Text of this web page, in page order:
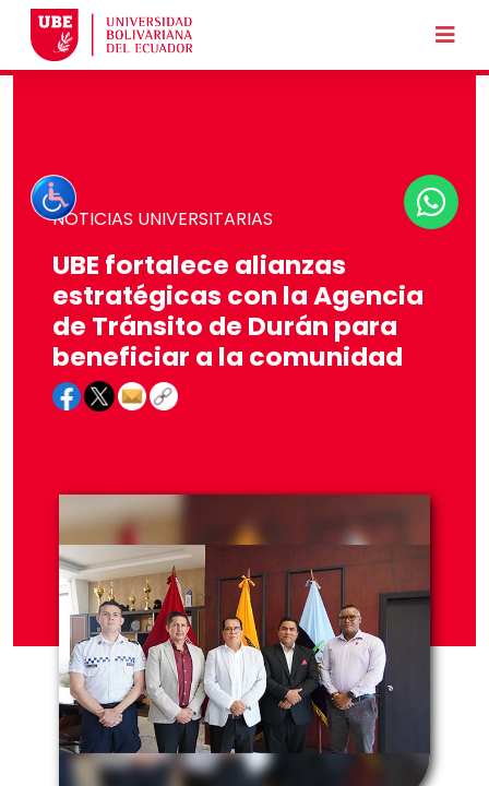
NOTICIAS UNIVERSITARIAS
UBE fortalece alianzas
estratégicas con la Agencia
de Tránsito de Durán para
beneficiar a la comunidad